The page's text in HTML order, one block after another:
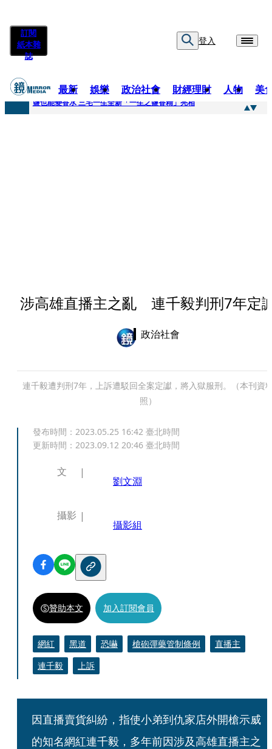
訂閱
紙本雜
誌
登入
最新 娛樂 政治社會 財經理財 人物 美
快訊
鹽也能變香水 三宅一生全新「一生之鹽香精」亮相
涉高雄直播主之亂 連千毅判刑7年定
政治社會
連千毅遭判刑7年，上訴遭駁回全案定讞，將入獄服刑。（本刊資
照）
發布時間： 2023.05.25 16:42 臺北時間
更新時間： 2023.09.12 20:46 臺北時間
文
劉文淵
攝影
攝影組
贊助本文 加入訂閱會員
網紅 黑道 恐嚇 槍砲彈藥管制條例
直播主
連千毅
上訴
因直播賣貨糾紛，指使小弟到仇家店外開槍示威
的知名網紅連千毅，多年前因涉及高雄直播主之